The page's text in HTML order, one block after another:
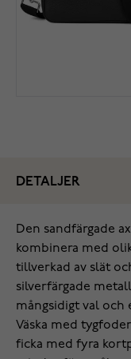
DETALJER
Den sandfärgade
kombinera med
tillverkad av slät
silverfärgade
mångsidigt val
Väska med
ficka med fyra